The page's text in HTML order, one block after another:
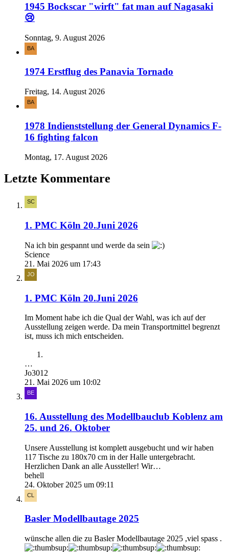
1945 Bockscar "wirft" fat man auf Nagasaki
😢
Sonntag, 9. August 2026
1974 Erstflug des Panavia Tornado
Freitag, 14. August 2026
1978 Indienststellung der General Dynamics F-
16 fighting falcon
Montag, 17. August 2026
Letzte Kommentare
1. PMC Köln 20.Juni 2026
Na ich bin gespannt und werde da sein
Science
21. Mai 2026 um 17:43
1. PMC Köln 20.Juni 2026
Im Moment habe ich die Qual der Wahl, was ich auf der
Ausstellung zeigen werde. Da mein Transportmittel begrenzt
ist, muss ich mich entscheiden.
…
Jo3012
21. Mai 2026 um 10:02
16. Ausstellung des Modellbauclub Koblenz am
25. und 26. Oktober
Unsere Ausstellung ist komplett ausgebucht und wir haben
117 Tische zu 180x70 cm in der Halle untergebracht.
Herzlichen Dank an alle Aussteller! Wir…
behell
24. Oktober 2025 um 09:11
Basler Modellbautage 2025
wünsche allen die zu Basler Modellbautage 2025 ,viel spass .